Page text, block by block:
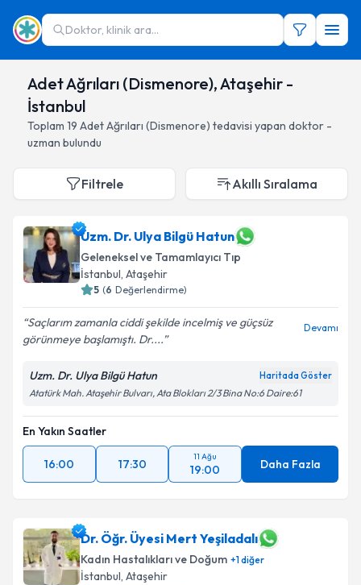
Doktor, klinik ara...
Adet Ağrıları (Dismenore), Ataşehir -
İstanbul
Toplam 19 Adet Ağrıları (Dismenore) tedavisi yapan doktor -
uzman bulundu
Filtrele Akıllı Sıralama
Uzm. Dr. Ulya Bilgü Hatun
Geleneksel ve Tamamlayıcı Tıp
İstanbul, Ataşehir
5 (6 Değerlendirme)
Saçlarım zamanla ciddi şekilde incelmiş ve güçsüz
görünmeye başlamıştı. Dr....
Devamı
Uzm. Dr. Ulya Bilgü Hatun Haritada Göster
Atatürk Mah. Ataşehir Bulvarı, Ata Blokları 2/3 Bina No:6 Daire:61
En Yakın Saatler
16:00 17:30
11 Ağu
19:00 Daha Fazla
Dr. Öğr. Üyesi Mert Yeşiladalı
Kadın Hastalıkları ve Doğum +1diğer
İstanbul, Ataşehir